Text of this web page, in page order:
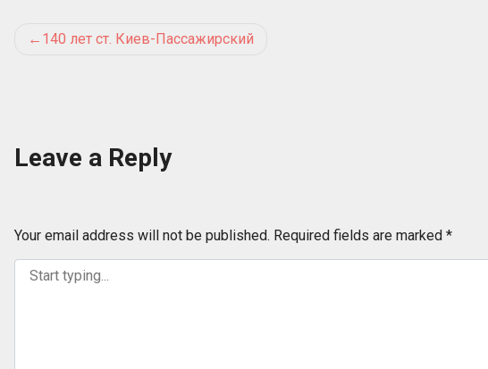
Post
140 лет ст. Киев-Пассажирский
Leave a Reply
Your email address will not be published. Required fields are marked *